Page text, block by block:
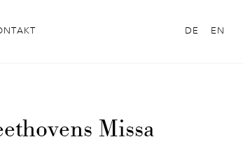
DE EN
Missa